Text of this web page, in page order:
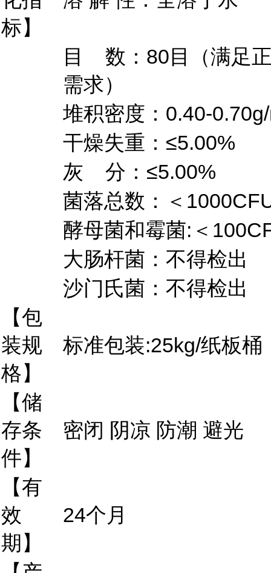
标】
目 数：80目（满足
需求）
堆积密度：0.40-
干燥失重：≤5.00%
灰 分：≤5.00%
菌落总数：＜
酵母菌和霉菌:＜
大肠杆菌：不得检出
沙门氏菌：不得检出
【包
装规
格】
标准包装:25kg/纸板桶
【储
存条
件】
密闭 阴凉 防潮 避光
【有
效
期】
24个月